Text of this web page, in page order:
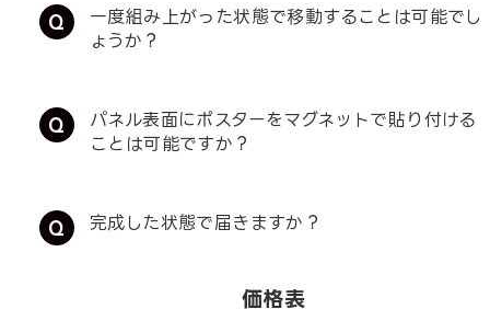
一度組み上がった状態で移動することは可能でし
ょうか？
パネル表面にポスターをマグネットで貼り付ける
ことは可能ですか？
完成した状態で届きますか？
価格表